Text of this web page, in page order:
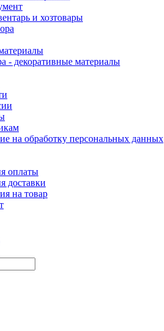
и хозтовары
- декоративные материалы
на обработку персональных данных
оплаты
доставки
на товар